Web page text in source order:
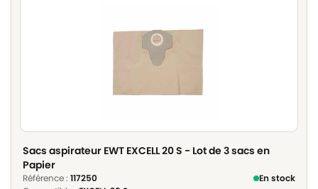
Sacs aspirateur EWT EXCELL 20 S - Lot de 3 sacs en
Papier
Référence : 117250
En stock